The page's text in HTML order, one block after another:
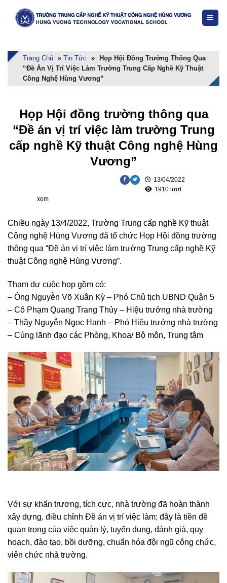
Trang Chủ » Tin Tức »
Họp Hội Đồng Trường Thông Qua
“Đề Án Vị Trí Việc Làm Trường Trung Cấp Nghề Kỹ Thuật
Công Nghệ Hùng Vương”
Họp Hội đồng trường thông qua
“Đề án vị trí việc làm trường Trung
cấp nghề Kỹ thuật Công nghệ Hùng
Vương”
13/04/2022
1910 lượt
xem
Chiều ngày 13/4/2022, Trường Trung cấp nghề Kỹ thuật
Công nghệ Hùng Vương đã tổ chức Họp Hội đồng trường
thông qua “Đề án vị trí việc làm trường Trung cấp nghề Kỹ
thuật Công nghệ Hùng Vương”.
Tham dự cuộc họp gồm có:
– Ông Nguyễn Võ Xuân Kỳ – Phó Chủ tịch UBND Quận 5
– Cô Phạm Quang Trang Thủy – Hiệu trưởng nhà trường
– Thầy Nguyễn Ngọc Hạnh – Phó Hiệu trưởng nhà trường
– Cùng lãnh đạo các Phòng, Khoa/ Bộ môn, Trung tâm
Với sự khẩn trương, tích cực, nhà trường đã hoàn thành
xây dựng, điều chỉnh Đề án vị trí việc làm; đây là tiền đề
quan trọng của việc quản lý, tuyển dụng, đánh giá, quy
hoạch, đào tạo, bồi dưỡng, chuẩn hóa đội ngũ công chức,
viên chức nhà trường.